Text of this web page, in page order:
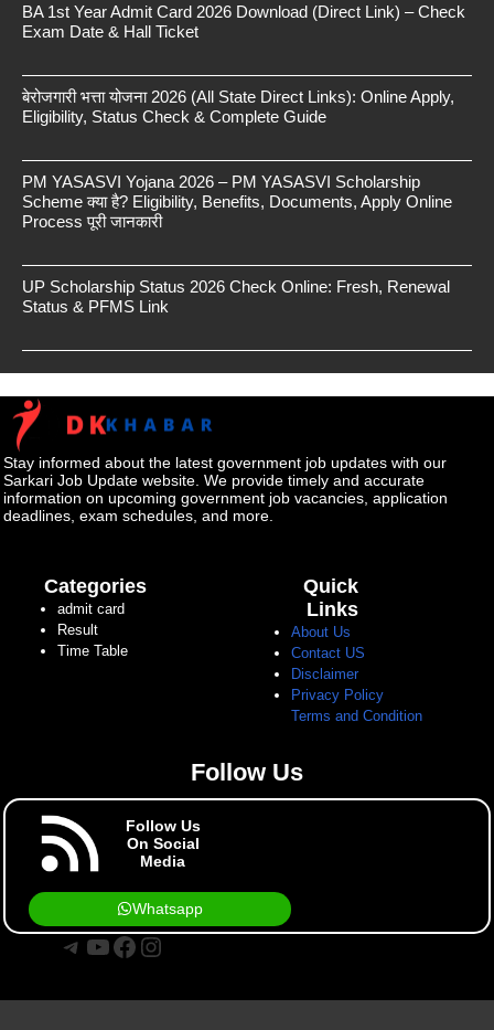
BA 1st Year Admit Card 2026 Download (Direct Link) – Check
Exam Date & Hall Ticket
बेरोजगारी भत्ता योजना 2026 (All State Direct Links): Online Apply,
Eligibility, Status Check & Complete Guide
PM YASASVI Yojana 2026 – PM YASASVI Scholarship
Scheme क्या है? Eligibility, Benefits, Documents, Apply Online
Process पूरी जानकारी
UP Scholarship Status 2026 Check Online: Fresh, Renewal
Status & PFMS Link
Stay informed about the latest government job updates with our
Sarkari Job Update website. We provide timely and accurate
information on upcoming government job vacancies, application
deadlines, exam schedules, and more.
Categories
admit card
Result
Time Table
Quick
Links
About Us
Contact US
Disclaimer
Privacy Policy
Terms and Condition
Follow Us
Follow Us
On Social
Media
Whatsapp
Telegram
YouTube
Facebook
Instagram